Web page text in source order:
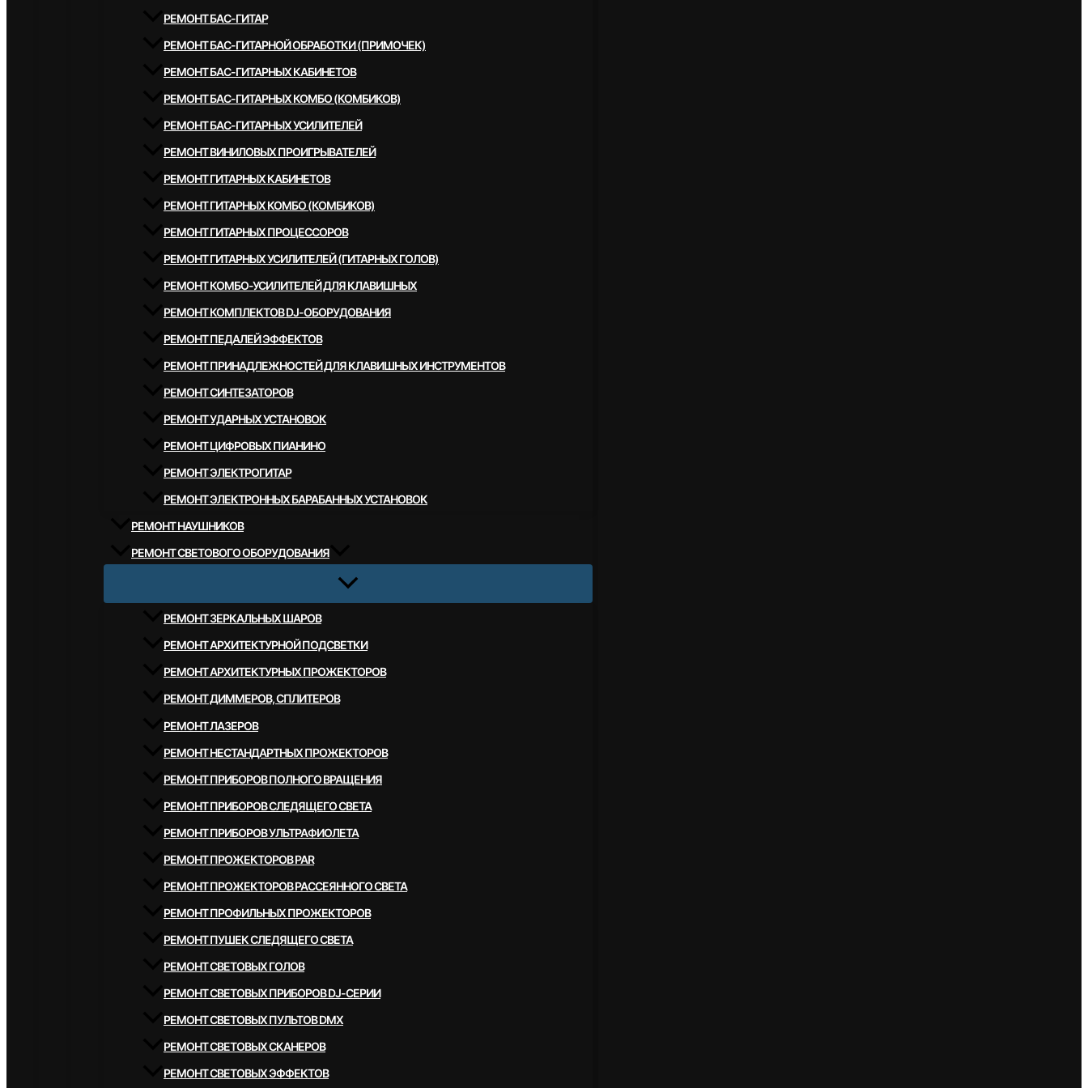
РЕМОНТ БАС-ГИТАР
РЕМОНТ БАС-ГИТАРНОЙ ОБРАБОТКИ (ПРИМОЧЕК)
РЕМОНТ БАС-ГИТАРНЫХ КАБИНЕТОВ
РЕМОНТ БАС-ГИТАРНЫХ КОМБО (КОМБИКОВ)
РЕМОНТ БАС-ГИТАРНЫХ УСИЛИТЕЛЕЙ
РЕМОНТ ВИНИЛОВЫХ ПРОИГРЫВАТЕЛЕЙ
РЕМОНТ ГИТАРНЫХ КАБИНЕТОВ
РЕМОНТ ГИТАРНЫХ КОМБО (КОМБИКОВ)
РЕМОНТ ГИТАРНЫХ ПРОЦЕССОРОВ
РЕМОНТ ГИТАРНЫХ УСИЛИТЕЛЕЙ (ГИТАРНЫХ ГОЛОВ)
РЕМОНТ КОМБО-УСИЛИТЕЛЕЙ ДЛЯ КЛАВИШНЫХ
РЕМОНТ КОМПЛЕКТОВ DJ-ОБОРУДОВАНИЯ
РЕМОНТ ПЕДАЛЕЙ ЭФФЕКТОВ
РЕМОНТ ПРИНАДЛЕЖНОСТЕЙ ДЛЯ КЛАВИШНЫХ ИНСТРУМЕНТОВ
РЕМОНТ СИНТЕЗАТОРОВ
РЕМОНТ УДАРНЫХ УСТАНОВОК
РЕМОНТ ЦИФРОВЫХ ПИАНИНО
РЕМОНТ ЭЛЕКТРОГИТАР
РЕМОНТ ЭЛЕКТРОННЫХ БАРАБАННЫХ УСТАНОВОК
РЕМОНТ НАУШНИКОВ
РЕМОНТ СВЕТОВОГО ОБОРУДОВАНИЯ
РЕМОНТ ЗЕРКАЛЬНЫХ ШАРОВ
РЕМОНТ АРХИТЕКТУРНОЙ ПОДСВЕТКИ
РЕМОНТ АРХИТЕКТУРНЫХ ПРОЖЕКТОРОВ
РЕМОНТ ДИММЕРОВ, СПЛИТЕРОВ
РЕМОНТ ЛАЗЕРОВ
РЕМОНТ НЕСТАНДАРТНЫХ ПРОЖЕКТОРОВ
РЕМОНТ ПРИБОРОВ ПОЛНОГО ВРАЩЕНИЯ
РЕМОНТ ПРИБОРОВ СЛЕДЯЩЕГО СВЕТА
РЕМОНТ ПРИБОРОВ УЛЬТРАФИОЛЕТА
РЕМОНТ ПРОЖЕКТОРОВ PAR
РЕМОНТ ПРОЖЕКТОРОВ РАССЕЯННОГО СВЕТА
РЕМОНТ ПРОФИЛЬНЫХ ПРОЖЕКТОРОВ
РЕМОНТ ПУШЕК СЛЕДЯЩЕГО СВЕТА
РЕМОНТ СВЕТОВЫХ ГОЛОВ
РЕМОНТ СВЕТОВЫХ ПРИБОРОВ DJ-СЕРИИ
РЕМОНТ СВЕТОВЫХ ПУЛЬТОВ DMX
РЕМОНТ СВЕТОВЫХ СКАНЕРОВ
РЕМОНТ СВЕТОВЫХ ЭФФЕКТОВ